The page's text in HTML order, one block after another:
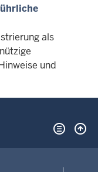
als
und